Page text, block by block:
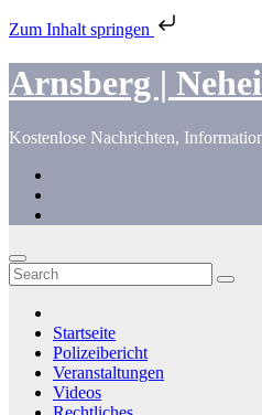
Zum Inhalt springen
Skip
to
Arnsberg |
Kostenlose Nachrichten,
Startseite
Polizeibericht
Veranstaltungen
Videos